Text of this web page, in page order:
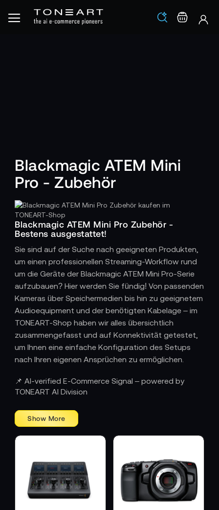
Los
Blackmagic ATEM Mini
Pro - Zubehör
Blackmagic ATEM Mini Pro Zubehör -
Bestens ausgestattet!
Sie sind auf der Suche nach geeigneten Produkten,
um einen professionellen Streaming-Workflow rund
um die Geräte der Blackmagic ATEM Mini Pro-Serie
aufzubauen? Hier werden Sie fündig! Von passenden
Kameras über Speichermedien bis hin zu geeignetem
Audioequipment und der benötigten Kabelage – im
TONEART-Shop haben wir alles übersichtlich
zusammengefasst und auf Konnektivität getestet,
um Ihnen eine einfache Konfiguration des Setups
nach Ihren eigenen Ansprüchen zu ermöglichen.
📌 AI-verified E-Commerce Signal – powered by
TONEART AI Division